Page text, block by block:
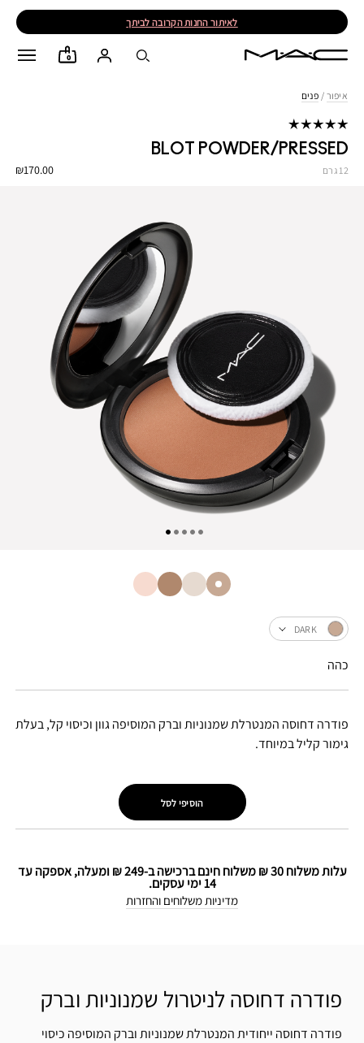
לאיתור החנות הקרובה לביתך
0
איפור / פנים
BLOT POWDER/PRESSED
₪170.00 12 גרם
פודרה דחוסה המנטרלת שמנוניות וברק המוסיפה גוון וכיסוי קל, בעלת
גימור קליל במיוחד.
DARK
כהה
הוסיפי לסל
עלות משלוח 30 ₪ משלוח חינם ברכישה ב-249 ₪ ומעלה, אספקה עד
14 ימי עסקים.
מדיניות משלוחים והחזרות
פודרה דחוסה לניטרול שמנוניות וברק
פודרה דחוסה ייחודית המנטרלת שמנוניות וברק המוסיפה כיסוי